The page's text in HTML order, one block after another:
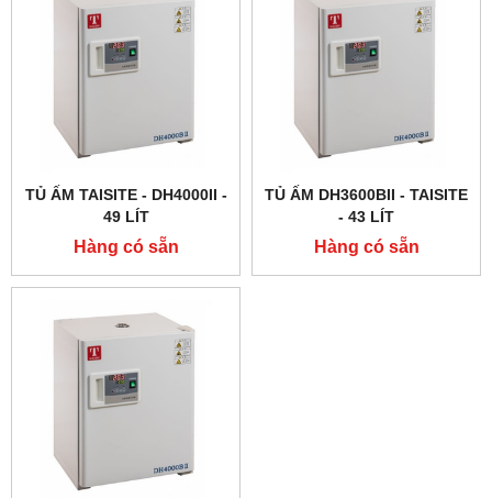
TỦ ẤM TAISITE - DH4000II -
49 LÍT
Hàng có sẵn
TỦ ẤM DH3600BII - TAISITE
- 43 LÍT
Hàng có sẵn